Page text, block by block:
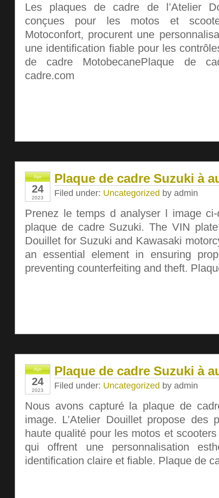
Les plaques de cadre de l’Atelier
conçues pour les motos et
Motoconfort, procurent une
une identification fiable pour les
de cadre MotobecanePlaque de
cadre.com
Apr
24
2023
Plaque de cadre Suzuki à
Filed under: Uncategorized by admin
Prenez le temps d analyser l image
plaque de cadre Suzuki. The VIN
Douillet for Suzuki and Kawasaki
an essential element in ensuring
preventing counterfeiting and theft.
Apr
24
2023
Plaque de cadre Suzuki à
Filed under: Uncategorized by admin
Nous avons capturé la plaque de
image. L’Atelier Douillet propose des
haute qualité pour les motos et
qui offrent une personnalisation
identification claire et fiable. Plaque de